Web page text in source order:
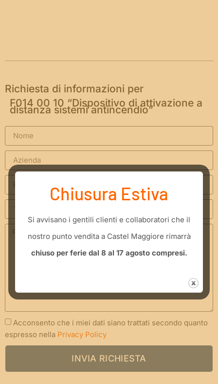
Richiesta di informazioni per
F014 00 10 “Dispositivo di attivazione a
distanza sistemi antincendio”
Acconsento che i miei dati siano trattati secondo quanto
espresso nella Privacy Policy
INVIA RICHIESTA
Chiusura Estiva
​Si avvisano i gentili clienti e collaboratori che il
nostro punto vendita a Castel Maggiore rimarrà
chiuso per ferie dal 8 al 17 agosto compresi.